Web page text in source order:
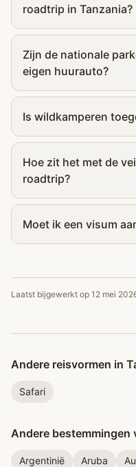
roadtrip in Tanzania?
Zijn de nationale
eigen huurauto?
Is wildkamperen
Hoe zit het met de
roadtrip?
Moet ik een visum
Laatst bijgewerkt op 12 mei
Andere reisvormen in
Safari
Andere bestemmingen
Argentinië Aruba